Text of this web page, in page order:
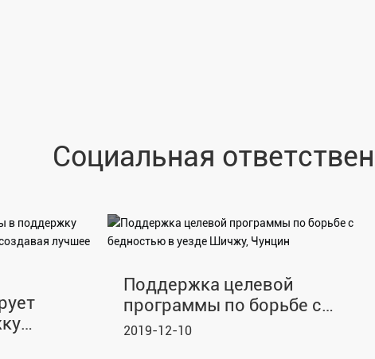
Социальная
Поддержка целевой
программы по борьбе с
бедностью в уезде Шичжу,
2019-12-10